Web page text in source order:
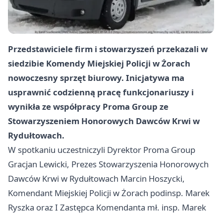
Przedstawiciele firm i stowarzyszeń przekazali w
siedzibie Komendy Miejskiej Policji w Żorach
nowoczesny sprzęt biurowy. Inicjatywa ma
usprawnić codzienną pracę funkcjonariuszy i
wynikła ze współpracy Proma Group ze
Stowarzyszeniem Honorowych Dawców Krwi w
Rydułtowach.
W spotkaniu uczestniczyli Dyrektor Proma Group
Gracjan Lewicki, Prezes Stowarzyszenia Honorowych
Dawców Krwi w Rydułtowach Marcin Hoszycki,
Komendant Miejskiej Policji w Żorach podinsp. Marek
Ryszka oraz I Zastępca Komendanta mł. insp. Marek